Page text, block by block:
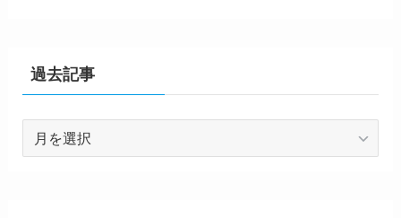
過去記事